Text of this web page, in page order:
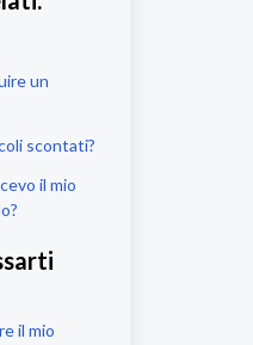
un
scontati?
il mio
il mio